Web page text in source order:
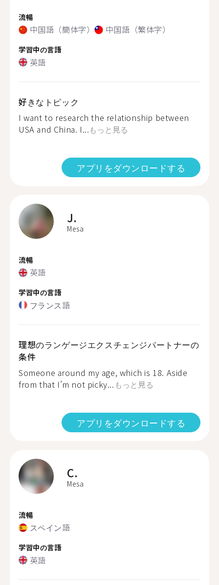
流暢
中国語（簡体字） 中国語（繁体字）
学習中の言語
英語
好きなトピック
I want to research the relationship between
USA and China. I...もっと見る
アプリをダウンロードする
J.
Mesa
流暢
英語
学習中の言語
フランス語
理想のランゲージエクスチェンジパートナーの
条件
Someone around my age, which is 18. Aside
from that I’m not picky... もっと見る
アプリをダウンロードする
C.
Mesa
流暢
スペイン語
学習中の言語
英語